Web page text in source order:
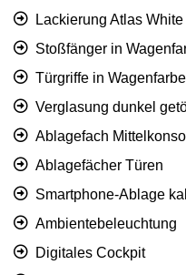
Lackierung Atlas White
Stoßfänger in
Türgriffe in
Verglasung dunkel
Ablagefach
Ablagefächer Türen
Smartphone-Ablage
Ambientebeleuchtung
Digitales Cockpit